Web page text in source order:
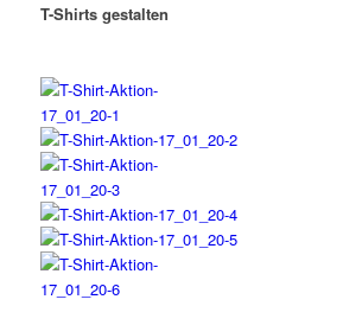
T-Shirts gestalten